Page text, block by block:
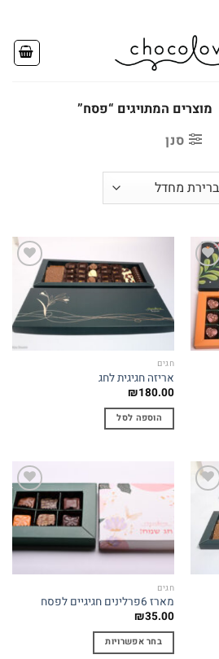
מוצרים המתויגים “פסח”
סנן
Add to
wishlist
Add to
wishlist
חגים
אריזה חגיגית לחג
₪180.00
הוספה לסל
wishlist
Add to
wishlist
חגים
מארז 6פרלינים חגיגיים לפסח
₪35.00
בחר אפשרויות